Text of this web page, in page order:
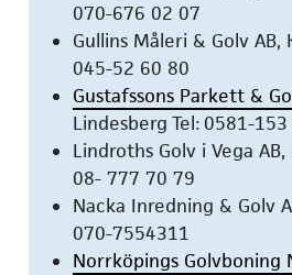
070-676 02 07
Gullins Måleri & Golv AB,
045-52 60 80
Gustafssons Parkett &
Lindesberg Tel: 0581-
Lindroths Golv i Vega
08- 777 70 79
Nacka Inredning & Golv
070-7554311
Norrköpings Golvboning